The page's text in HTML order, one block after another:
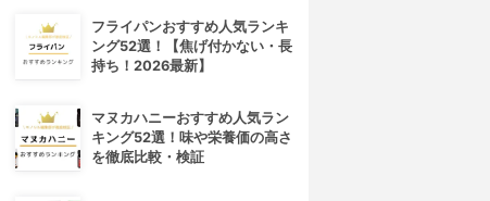
フライパンおすすめ人気ランキ
ング52選！【焦げ付かない・長
持ち！2026最新】
マヌカハニーおすすめ人気ラン
キング52選！味や栄養価の高さ
を徹底比較・検証